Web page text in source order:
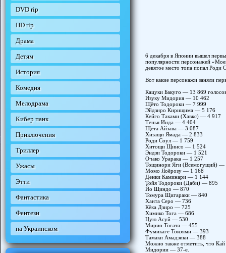
DVD rip
HD rip
Драма
Детям
История
Комедия
Мелодрама
Кибер панк
Приключения
Триллер
Ужасы
Этти
Фантастика
Фентези
на Украинском
6 декабря в Японии вышел
популярности персонажей
девятое место топа попал
Вот какие персонажи заняли
Кацуки Бакуго — 13 869
Изуку Мидория — 10 462
Щёто Тодороки — 7 999
Эйдзиро Кирищима — 5 176
Кейго Таками (Хавкс) — 4 917
Тенья Иида — 4 404
Щёта Айзава — 3 087
Хизащи Ямада — 2 833
Роди Соул — 1 759
Хитощи Щинсо — 1 524
Эндзи Тодороки — 1 521
Очако Урарака — 1 257
Тощинори Яги (Всемогущий) —
Момо Яоёрозу — 1 168
Денки Каминари — 1 144
Тойя Тодороки (Даби) — 895
Йо Щиндо — 870
Томура Щигараки — 840
Ханта Серо — 736
Кёка Дзиро — 725
Химико Тога — 686
Цую Асуй — 530
Мирио Тогата — 455
Фумикаге Токоями — 393
Тамаки Амадзики — 388
Можно также отметить, что Кай
Мидории — 37-е.